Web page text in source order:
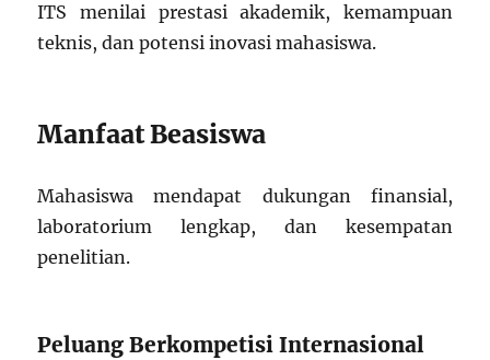
ITS menilai prestasi akademik, kemampuan
teknis, dan potensi inovasi mahasiswa.
Manfaat Beasiswa
Mahasiswa mendapat dukungan finansial,
laboratorium lengkap, dan kesempatan
penelitian.
Peluang Berkompetisi Internasional